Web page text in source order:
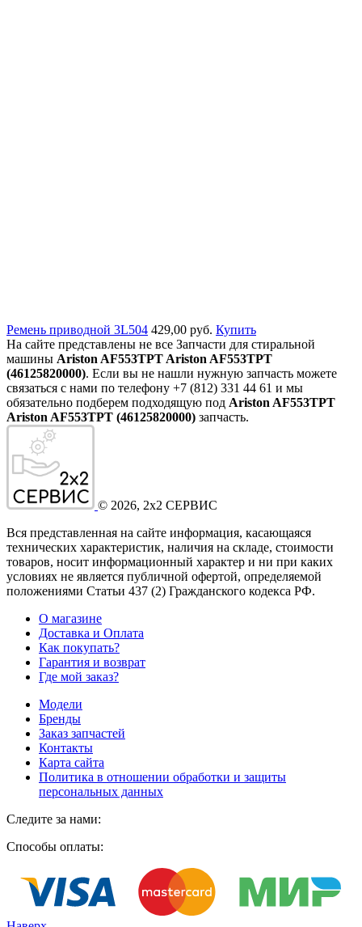
Ремень приводной 3L504 429,00 руб. Купить
На сайте представлены не все Запчасти для стиральной
машины Ariston AF553TPT Ariston AF553TPT
(46125820000). Если вы не нашли нужную запчасть можете
связаться с нами по телефону +7 (812) 331 44 61 и мы
обязательно подберем подходящую под Ariston AF553TPT
Ariston AF553TPT (46125820000) запчасть.
© 2026, 2x2 СЕРВИС
Вся представленная на сайте информация, касающаяся
технических характеристик, наличия на складе, стоимости
товаров, носит информационный характер и ни при каких
условиях не является публичной офертой, определяемой
положениями Статьи 437 (2) Гражданского кодекса РФ.
О магазине
Доставка и Оплата
Как покупать?
Гарантия и возврат
Где мой заказ?
Модели
Бренды
Заказ запчастей
Контакты
Карта сайта
Политика в отношении обработки и защиты
персональных данных
Следите за нами:
Способы оплаты: